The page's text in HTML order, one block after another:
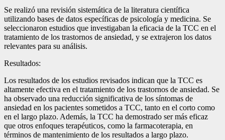
Se realizó una revisión sistemática de la literatura científica
utilizando bases de datos específicas de psicología y medicina. Se
seleccionaron estudios que investigaban la eficacia de la TCC en el
tratamiento de los trastornos de ansiedad, y se extrajeron los datos
relevantes para su análisis.
Resultados:
Los resultados de los estudios revisados indican que la TCC es
altamente efectiva en el tratamiento de los trastornos de ansiedad. Se
ha observado una reducción significativa de los síntomas de
ansiedad en los pacientes sometidos a TCC, tanto en el corto como
en el largo plazo. Además, la TCC ha demostrado ser más eficaz
que otros enfoques terapéuticos, como la farmacoterapia, en
términos de mantenimiento de los resultados a largo plazo.